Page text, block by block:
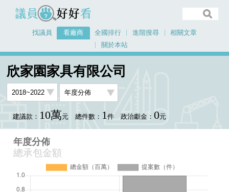
議員好好看
找議員 看廠商 全國排行 進階搜尋
相關文章
關於本站
看廠商 欣家園家具有限公司
欣家園家具有限公司
建議款： 10萬元 總件數： 1件 政治獻金： 0元
年度分佈
總承包金額